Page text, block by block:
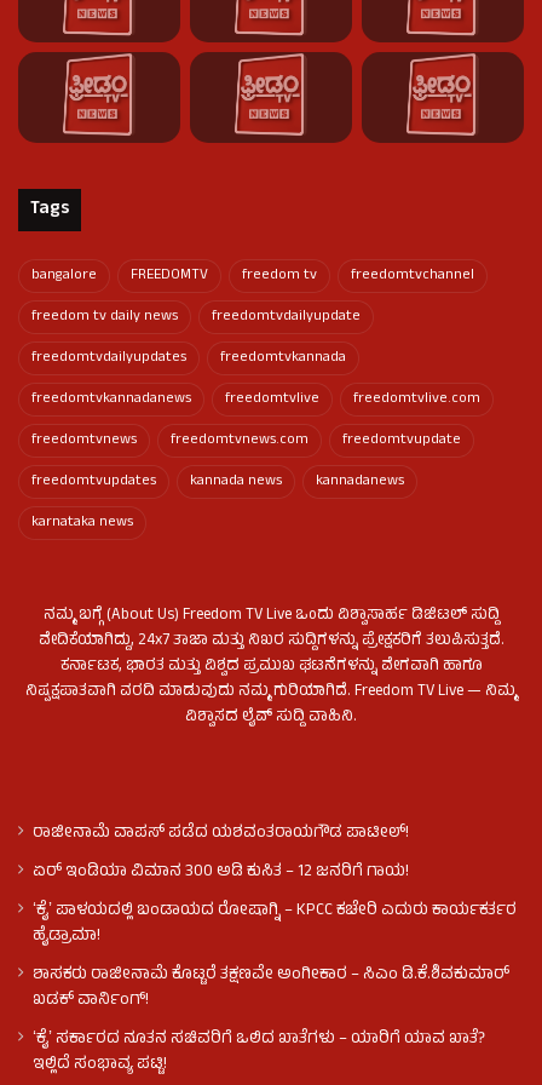
Tags
bangalore FREEDOMTV freedom tv
freedomtvchannel
freedom tv daily news
freedomtvdailyupdate
freedomtvdailyupdates
freedomtvkannada
freedomtvkannadanews
freedomtvlive
freedomtvlive.com
freedomtvnews
freedomtvnews.com
freedomtvupdate
freedomtvupdates
kannada news
kannadanews
karnataka news
ನಮ್ಮ ಬಗ್ಗೆ (About Us) Freedom TV Live ಒಂದು ವಿಶ್ವಾಸಾರ್ಹ ಡಿಜಿಟಲ್ ಸುದ್ದಿ
ವೇದಿಕೆಯಾಗಿದ್ದು, 24x7 ತಾಜಾ ಮತ್ತು ನಿಖರ ಸುದ್ದಿಗಳನ್ನು ಪ್ರೇಕ್ಷಕರಿಗೆ ತಲುಪಿಸುತ್ತದೆ.
ಕರ್ನಾಟಕ, ಭಾರತ ಮತ್ತು ವಿಶ್ವದ ಪ್ರಮುಖ ಘಟನೆಗಳನ್ನು ವೇಗವಾಗಿ ಹಾಗೂ
ನಿಷ್ಪಕ್ಷಪಾತವಾಗಿ ವರದಿ ಮಾಡುವುದು ನಮ್ಮ ಗುರಿಯಾಗಿದೆ. Freedom TV Live — ನಿಮ್ಮ
ವಿಶ್ವಾಸದ ಲೈವ್ ಸುದ್ದಿ ವಾಹಿನಿ.
ರಾಜೀನಾಮೆ ವಾಪಸ್ ಪಡೆದ ಯಶವಂತರಾಯಗೌಡ ಪಾಟೀಲ್‌!
ಏರ್ ಇಂಡಿಯಾ ವಿಮಾನ 300 ಅಡಿ ಕುಸಿತ – 12 ಜನರಿಗೆ ಗಾಯ!
ʻಕೈʼ​ ಪಾಳಯದಲ್ಲಿ ಬಂಡಾಯದ ರೋಷಾಗ್ನಿ – KPCC ಕಚೇರಿ ಎದುರು ಕಾರ್ಯಕರ್ತರ
ಹೈಡ್ರಾಮಾ!
ಶಾಸಕರು ರಾಜೀನಾಮೆ ಕೊಟ್ಟರೆ ತಕ್ಷಣವೇ ಅಂಗೀಕಾರ – ಸಿಎಂ ಡಿ.ಕೆ.ಶಿವಕುಮಾರ್
ಖಡಕ್ ವಾರ್ನಿಂಗ್!
ʻಕೈʼ ಸರ್ಕಾರದ ನೂತನ ಸಚಿವರಿಗೆ ಒಲಿದ ಖಾತೆಗಳು – ಯಾರಿಗೆ ಯಾವ ಖಾತೆ?
ಇಲ್ಲಿದೆ ಸಂಭಾವ್ಯ ಪಟ್ಟಿ!